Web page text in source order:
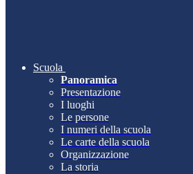
Scuola
Panoramica
Presentazione
I luoghi
Le persone
I numeri della scuola
Le carte della scuola
Organizzazione
La storia